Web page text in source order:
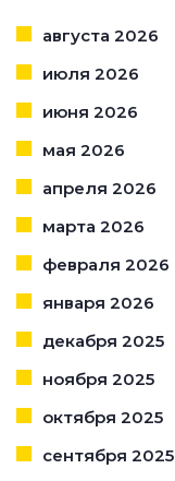
августа 2026
июля 2026
июня 2026
мая 2026
апреля 2026
марта 2026
февраля 2026
января 2026
декабря 2025
ноября 2025
октября 2025
сентября 2025